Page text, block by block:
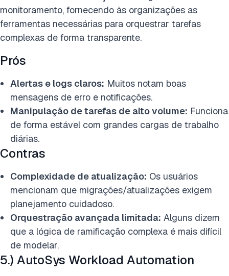
monitoramento, fornecendo às organizações as
ferramentas necessárias para orquestrar tarefas
complexas de forma transparente.
Prós
Alertas e logs claros: Muitos notam boas
mensagens de erro e notificações.
Manipulação de tarefas de alto volume: Funciona
de forma estável com grandes cargas de trabalho
diárias.
Contras
Complexidade de atualização: Os usuários
mencionam que migrações/atualizações exigem
planejamento cuidadoso.
Orquestração avançada limitada: Alguns dizem
que a lógica de ramificação complexa é mais difícil
de modelar.
5.) AutoSys Workload Automation